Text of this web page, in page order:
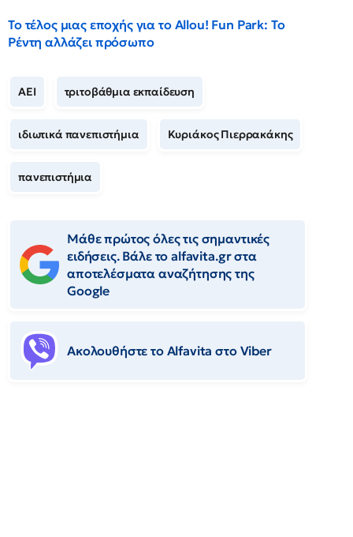
Το τέλος μιας εποχής για το Allou! Fun Park: Το
Ρέντη αλλάζει πρόσωπο
ΑΕΙ τριτοβάθμια εκπαίδευση
ιδιωτικά πανεπιστήμια Κυριάκος Πιερρακάκης
πανεπιστήμια
Μάθε πρώτος όλες τις σημαντικές
ειδήσεις. Βάλε το alfavita.gr στα
αποτελέσματα αναζήτησης της
Google
Ακολουθήστε το Αlfavita στο Viber